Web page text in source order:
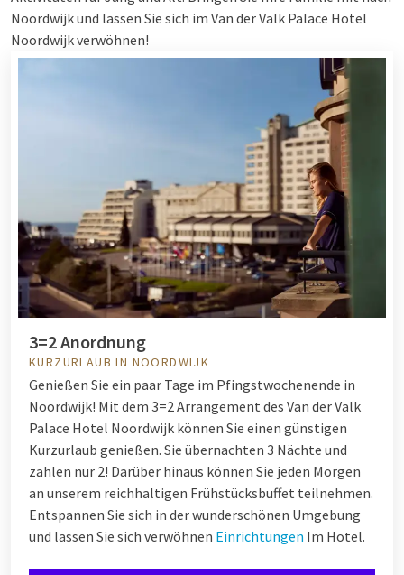
Noordwijk und lassen Sie sich im Van der Valk Palace Hotel
Noordwijk verwöhnen!
3=2 Anordnung
KURZURLAUB IN NOORDWIJK
Genießen Sie ein paar Tage im Pfingstwochenende in
Noordwijk! Mit dem 3=2 Arrangement des Van der Valk
Palace Hotel Noordwijk können Sie einen günstigen
Kurzurlaub genießen. Sie übernachten 3 Nächte und
zahlen nur 2! Darüber hinaus können Sie jeden Morgen
an unserem reichhaltigen Frühstücksbuffet teilnehmen.
Entspannen Sie sich in der wunderschönen Umgebung
und lassen Sie sich verwöhnen Einrichtungen Im Hotel.